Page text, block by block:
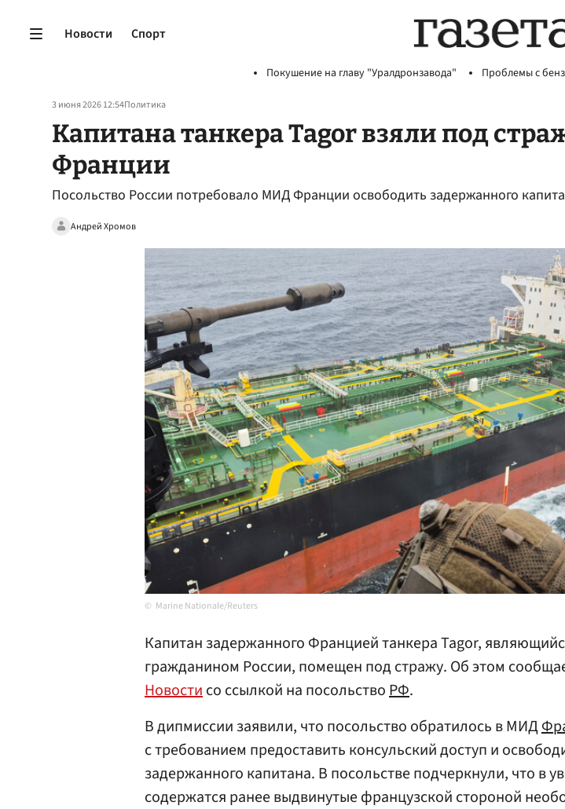
Новости Спорт
Покушение на главу "Уралдронзавода" Проблемы с
3 июня 2026 12:54Политика
Капитана танкера Tagor взяли под
Франции
Посольство России потребовало МИД Франции освободить задержанного
Андрей Хромов
Marine Nationale/Reuters
Капитан задержанного Францией танкера Tagor,
гражданином России, помещен под стражу. Об этом
Новостисо ссылкой на посольствоРФ.
В дипмиссии заявили, что посольство обратилось в МИД
с требованием предоставить консульский доступ и
задержанного капитана. В посольстве подчеркнули, что в
содержатся ранее выдвинутые французской стороной